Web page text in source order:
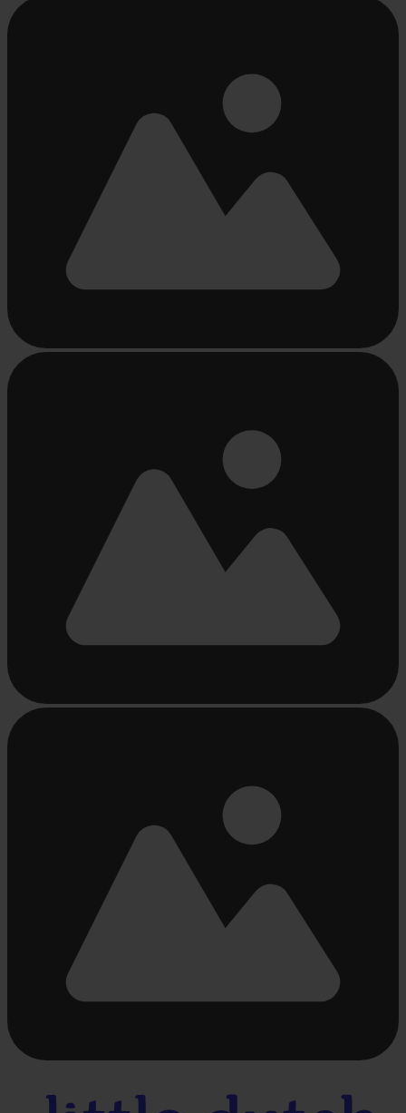
met
Bezig
met
Bezig
met
laden...